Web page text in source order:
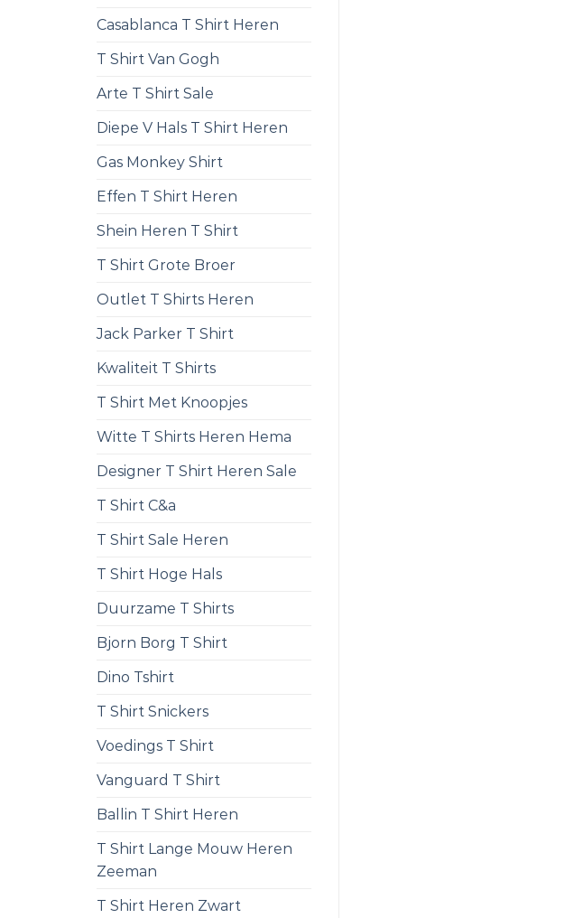
Casablanca T Shirt Heren
T Shirt Van Gogh
Arte T Shirt Sale
Diepe V Hals T Shirt Heren
Gas Monkey Shirt
Effen T Shirt Heren
Shein Heren T Shirt
T Shirt Grote Broer
Outlet T Shirts Heren
Jack Parker T Shirt
Kwaliteit T Shirts
T Shirt Met Knoopjes
Witte T Shirts Heren Hema
Designer T Shirt Heren Sale
T Shirt C&a
T Shirt Sale Heren
T Shirt Hoge Hals
Duurzame T Shirts
Bjorn Borg T Shirt
Dino Tshirt
T Shirt Snickers
Voedings T Shirt
Vanguard T Shirt
Ballin T Shirt Heren
T Shirt Lange Mouw Heren
Zeeman
T Shirt Heren Zwart